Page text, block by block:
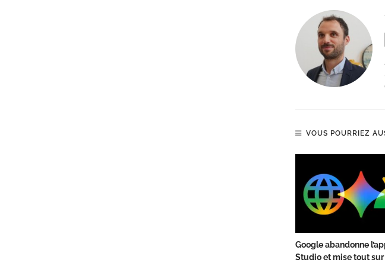
VOUS POURRIEZ
Google abandonne
Studio et mise tout sur